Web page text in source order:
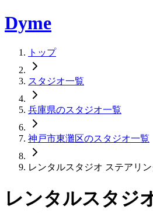
Dyme
トップ
スタジオ一覧
兵庫県のスタジオ一覧
神戸市東灘区のスタジオ一覧
レンタルスタジオ ステアリン
レンタルスタジ